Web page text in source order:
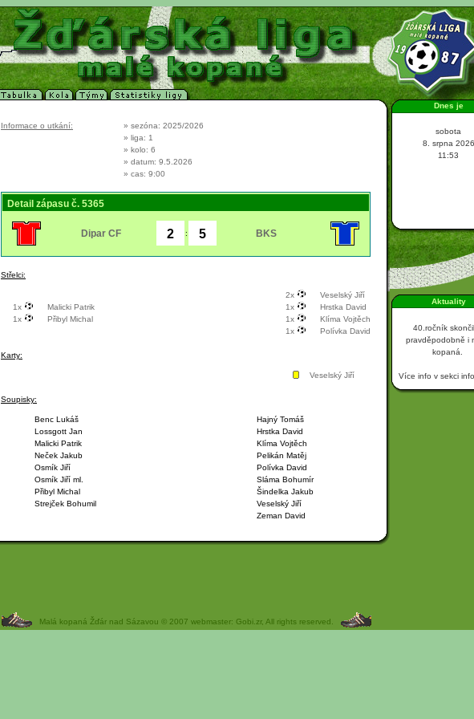
Dnes je
sobota
8. srpna 2026
11:53
Aktuality
40.ročník
pravděpodobně i
kopaná.
Více info v sekci
Informace o utkání:
» sezóna: 2025/2026
» liga: 1
» kolo: 6
» datum: 9.5.2026
» cas: 9:00
Detail zápasu č. 5365
Dipar CF : BKS
Střelci:
1x
Malicki Patrik
1x
Přibyl Michal
2x
Veselský Jiří
1x
Hrstka David
1x
Klíma Vojtěch
1x
Polívka David
Karty:
Veselský Jiří
Soupisky:
Benc Lukáš
Hajný Tomáš
Lossgott Jan
Hrstka David
Malicki Patrik
Klíma Vojtěch
Neček Jakub
Pelikán Matěj
Osmík Jiří
Polívka David
Osmík Jiří ml.
Sláma Bohumír
Přibyl Michal
Šindelka Jakub
Strejček Bohumil
Veselský Jiří
Zeman David
Malá kopaná Žďár nad Sázavou © 2007 webmaster: Gobi.zr, All rights reserved.